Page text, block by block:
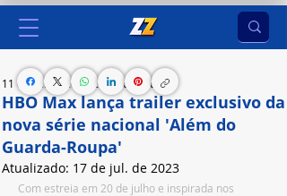
HBO Max lança trailer exclusivo da
nova série nacional 'Além do
Guarda-Roupa'
11 de jul. de 2023 2 min de leitura
Atualizado: 17 de jul. de 2023
Com estreia em 20 de julho e inspirada nos